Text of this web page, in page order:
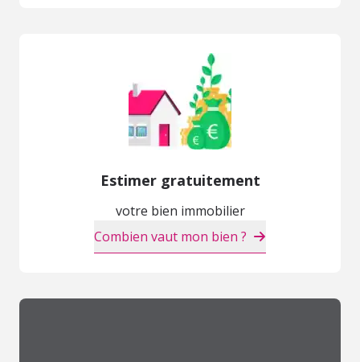
Estimer gratuitement
votre bien immobilier
Combien vaut mon bien ?